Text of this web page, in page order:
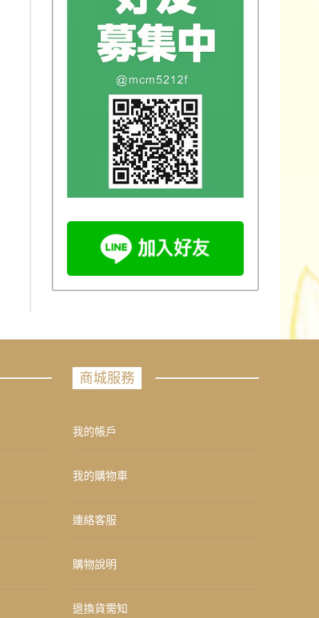
商城服務
我的帳戶
我的購物車
連絡客服
購物說明
退換貨需知